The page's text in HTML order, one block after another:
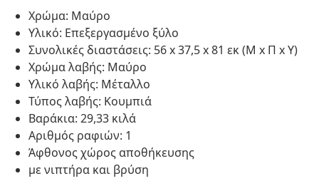
Χρώμα: Μαύρο
Υλικό: Επεξεργασμένο ξύλο
Συνολικές διαστάσεις: 56 x 37,5 x 81 εκ (Μ x Π x Υ)
Χρώμα λαβής: Μαύρο
Υλικό λαβής: Μέταλλο
Τύπος λαβής: Κουμπιά
Βαράκια: 29,33 κιλά
Αριθμός ραφιών: 1
Άφθονος χώρος αποθήκευσης
με νιπτήρα και βρύση